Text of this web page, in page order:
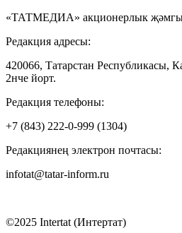
«ТАТМЕДИА» акционерлык
Редакция адресы:
420066, Татарстан Республикасы,
2нче йорт.
Редакция телефоны:
+7 (843) 222-0-999 (1304)
Редакциянең электрон почтасы:
infotat@tatar-inform.ru
©2025 Intertat (Интертат)